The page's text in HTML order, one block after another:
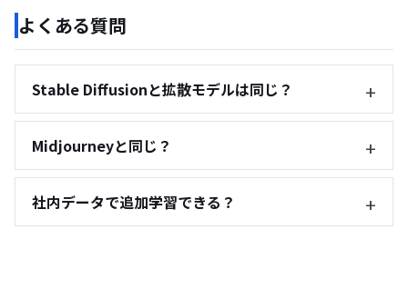
よくある質問
Stable Diffusionと拡散モデルは同じ？
Midjourneyと同じ？
社内データで追加学習できる？